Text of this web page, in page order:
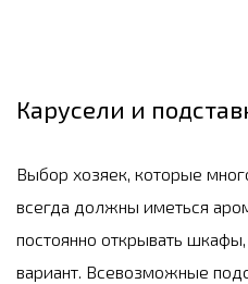
Карусели и
Выбор хозяек, которые
всегда должны иметься
постоянно открывать
вариант. Всевозможные